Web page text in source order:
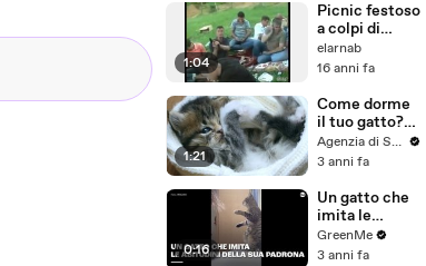
1:04
Picnic festoso
a colpi di
pistola e
mandolino
elarnab
16 anni fa
1:21
Come dorme
il tuo gatto?
Tre posizioni
diverse,
significati
Agenzia di Stampa ITALPRESS
3 anni fa
0:16
Un gatto che
imita le
abitudini della
sua padrona
GreenMe
3 anni fa